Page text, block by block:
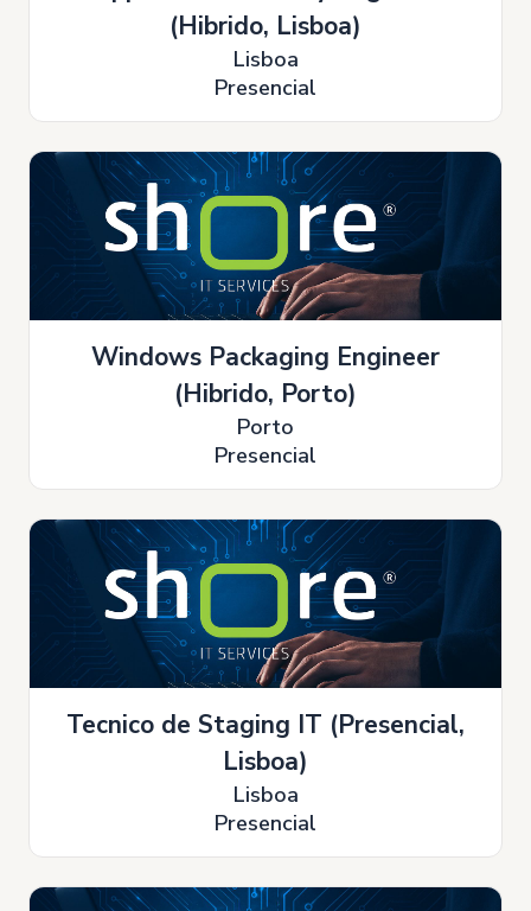
(Hibrido, Lisboa)
Lisboa
Presencial
Windows Packaging Engineer
(Hibrido, Porto)
Porto
Presencial
Tecnico de Staging IT (Presencial,
Lisboa)
Lisboa
Presencial